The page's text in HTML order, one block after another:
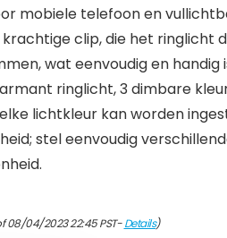
mobiele telefoon en
clip, die het ringlicht
wat eenvoudig en handig
ringlicht, 3 dimbare
lichtkleur kan worden
stel eenvoudig
08/04/2023 22:45 PST-Details)